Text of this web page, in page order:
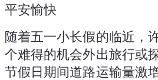
平安愉快
随着五一小长假的临近，
个难得的机会外出旅行或
节假日期间道路运输量激